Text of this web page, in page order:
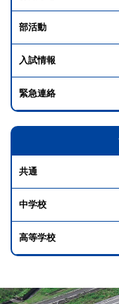
部活動
入試情報
緊急連絡
共通
中学校
高等学校